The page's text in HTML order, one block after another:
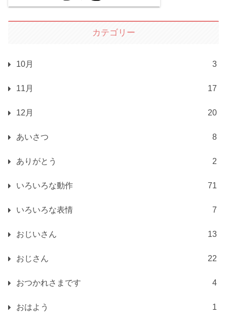
カテゴリー
10月 3
11月 17
12月 20
あいさつ 8
ありがとう 2
いろいろな動作 71
いろいろな表情 7
おじいさん 13
おじさん 22
おつかれさまです 4
おはよう 1